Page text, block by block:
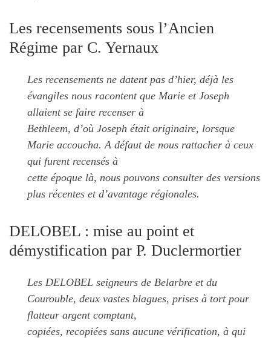
Les recensements sous l’Ancien
Régime par C. Yernaux
Les recensements ne datent pas d’hier, déjà les
évangiles nous racontent que Marie et Joseph
allaient se faire recenser à
Bethleem, d’où Joseph était originaire, lorsque
Marie accoucha. A défaut de nous rattacher à ceux
qui furent recensés à
cette époque là, nous pouvons consulter des versions
plus récentes et d’avantage régionales.
DELOBEL : mise au point et
démystification par P. Duclermortier
Les DELOBEL seigneurs de Belarbre et du
Courouble, deux vastes blagues, prises à tort pour
flatteur argent comptant,
copiées, recopiées sans aucune vérification, à qui